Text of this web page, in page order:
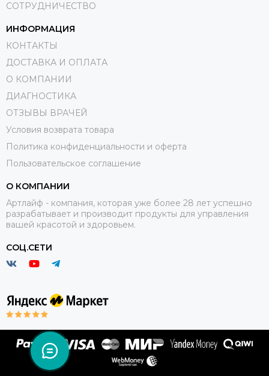
СОТРУДНИЧЕСТВО
ИНФОРМАЦИЯ
КОНТАКТЫ
ДОСТАВКА И ОПЛАТА
О КОМПАНИИ
ДИАГНОСТИКА
ОТЗЫВЫ ВРАЧЕЙ
Условия возврата товара
Политика конфиденциальности и оферта
Пользовательское соглашение
О КОМПАНИИ
Артлайф - компания, которая уже более 28 лет успешно
разрабатывает и производит продукты для управления
вашей красотой и здоровьем.
СОЦ.СЕТИ